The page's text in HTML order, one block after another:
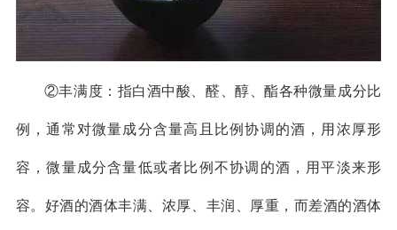
②丰满度：指白酒中酸、醛、醇、酯各种微量成分比
例，通常对微量成分含量高且比例协调的酒，用浓厚形
容，微量成分含量低或者比例不协调的酒，用平淡来形
容。好酒的酒体丰满、浓厚、丰润、厚重，而差酒的酒体